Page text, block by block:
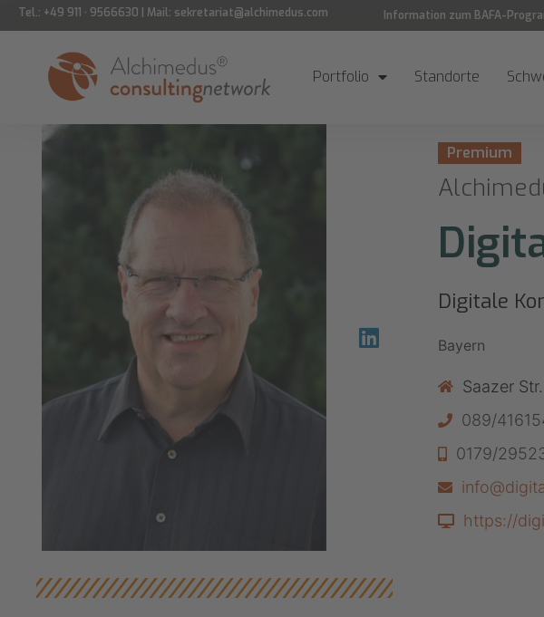
Tel.: +49 911 · 9566630 | Mail: sekretariat@alchimedus.com Information zum BAFA-
Portfolio Standorte
Premium
Digitale
Bayern
Saazer
089/
0179/
https://